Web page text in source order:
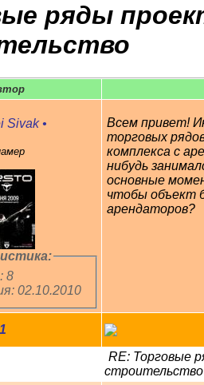
ряды
Sivak •
8
02.10.2010
Всем привет!
торговых
комплекса с
нибудь
основные
чтобы объект
арендаторов?
1
RE: Торговые
строительство